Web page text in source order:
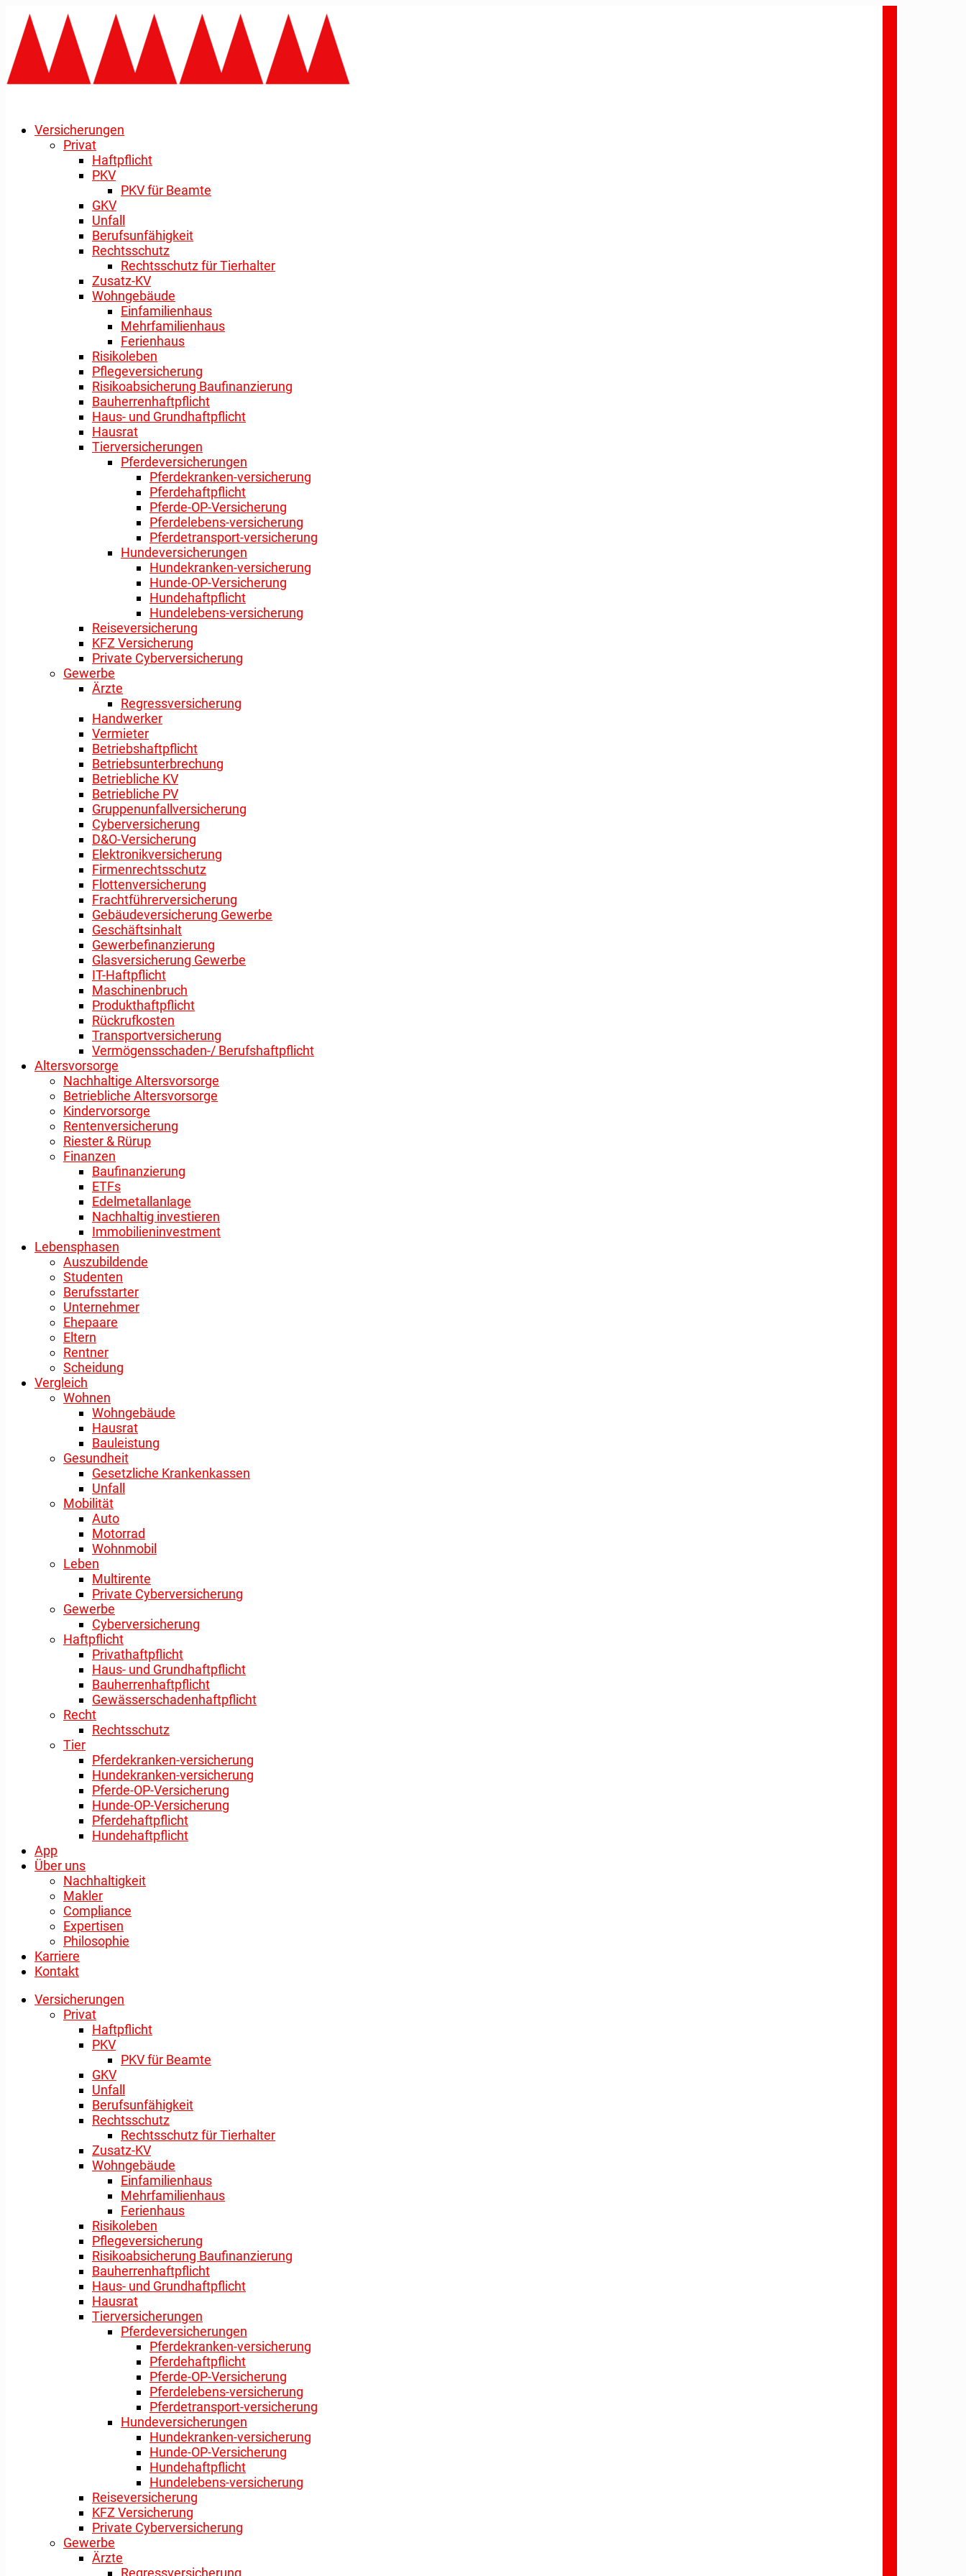
Versicherungen
Privat
Haftpflicht
PKV
PKV für Beamte
GKV
Unfall
Berufsunfähigkeit
Rechtsschutz
Rechtsschutz für Tierhalter
Zusatz-KV
Wohngebäude
Einfamilienhaus
Mehrfamilienhaus
Ferienhaus
Risikoleben
Pflegeversicherung
Risikoabsicherung Baufinanzierung
Bauherrenhaftpflicht
Haus- und Grundhaftpflicht
Hausrat
Tierversicherungen
Pferdeversicherungen
Pferdekranken-versicherung
Pferdehaftpflicht
Pferde-OP-Versicherung
Pferdelebens-versicherung
Pferdetransport-versicherung
Hundeversicherungen
Hundekranken-versicherung
Hunde-OP-Versicherung
Hundehaftpflicht
Hundelebens-versicherung
Reiseversicherung
KFZ Versicherung
Private Cyberversicherung
Gewerbe
Ärzte
Regressversicherung
Handwerker
Vermieter
Betriebshaftpflicht
Betriebsunterbrechung
Betriebliche KV
Betriebliche PV
Gruppenunfallversicherung
Cyberversicherung
D&O-Versicherung
Elektronikversicherung
Firmenrechtsschutz
Flottenversicherung
Frachtführerversicherung
Gebäudeversicherung Gewerbe
Geschäftsinhalt
Gewerbefinanzierung
Glasversicherung Gewerbe
IT-Haftpflicht
Maschinenbruch
Produkthaftpflicht
Rückrufkosten
Transportversicherung
Vermögensschaden-/ Berufshaftpflicht
Altersvorsorge
Nachhaltige Altersvorsorge
Betriebliche Altersvorsorge
Kindervorsorge
Rentenversicherung
Riester & Rürup
Finanzen
Baufinanzierung
ETFs
Edelmetallanlage
Nachhaltig investieren
Immobilieninvestment
Lebensphasen
Auszubildende
Studenten
Berufsstarter
Unternehmer
Ehepaare
Eltern
Rentner
Scheidung
Vergleich
Wohnen
Wohngebäude
Hausrat
Bauleistung
Gesundheit
Gesetzliche Krankenkassen
Unfall
Mobilität
Auto
Motorrad
Wohnmobil
Leben
Multirente
Private Cyberversicherung
Gewerbe
Cyberversicherung
Haftpflicht
Privathaftpflicht
Haus- und Grundhaftpflicht
Bauherrenhaftpflicht
Gewässerschadenhaftpflicht
Recht
Rechtsschutz
Tier
Pferdekranken-versicherung
Hundekranken-versicherung
Pferde-OP-Versicherung
Hunde-OP-Versicherung
Pferdehaftpflicht
Hundehaftpflicht
App
Über uns
Nachhaltigkeit
Makler
Compliance
Expertisen
Philosophie
Karriere
Kontakt
Versicherungen
Privat
Haftpflicht
PKV
PKV für Beamte
GKV
Unfall
Berufsunfähigkeit
Rechtsschutz
Rechtsschutz für Tierhalter
Zusatz-KV
Wohngebäude
Einfamilienhaus
Mehrfamilienhaus
Ferienhaus
Risikoleben
Pflegeversicherung
Risikoabsicherung Baufinanzierung
Bauherrenhaftpflicht
Haus- und Grundhaftpflicht
Hausrat
Tierversicherungen
Pferdeversicherungen
Pferdekranken-versicherung
Pferdehaftpflicht
Pferde-OP-Versicherung
Pferdelebens-versicherung
Pferdetransport-versicherung
Hundeversicherungen
Hundekranken-versicherung
Hunde-OP-Versicherung
Hundehaftpflicht
Hundelebens-versicherung
Reiseversicherung
KFZ Versicherung
Private Cyberversicherung
Gewerbe
Ärzte
Regressversicherung